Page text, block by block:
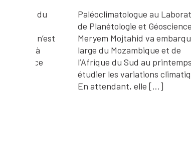
Depuis plusieurs années, la
Méditerranée inspire les projets de
recherche de l’Université d’Angers
et le LPG. Après Meryem Mojtahid,
qui a travaillé sur les défis
climatiques, Maxime Pontié, qui
s’intéresse […]